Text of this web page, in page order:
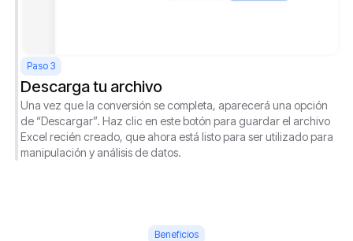
Paso 3
Descarga tu archivo
Una vez que la conversión se completa, aparecerá una opción
de “Descargar”. Haz clic en este botón para guardar el archivo
Excel recién creado, que ahora está listo para ser utilizado para
manipulación y análisis de datos.
Beneficios